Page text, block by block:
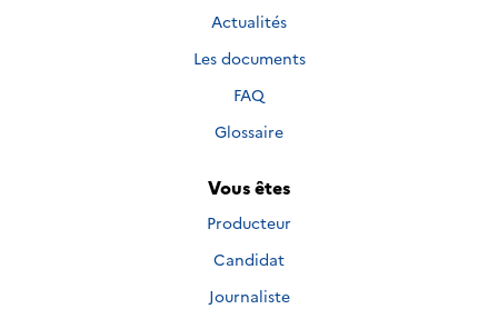
Actualités
Les documents
FAQ
Glossaire
Vous êtes
Producteur
Candidat
Journaliste